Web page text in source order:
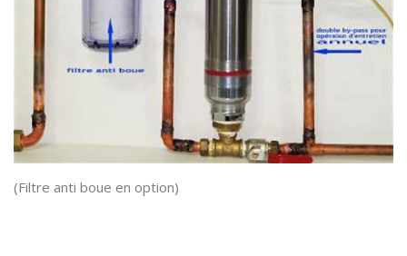
(Filtre anti boue en option)